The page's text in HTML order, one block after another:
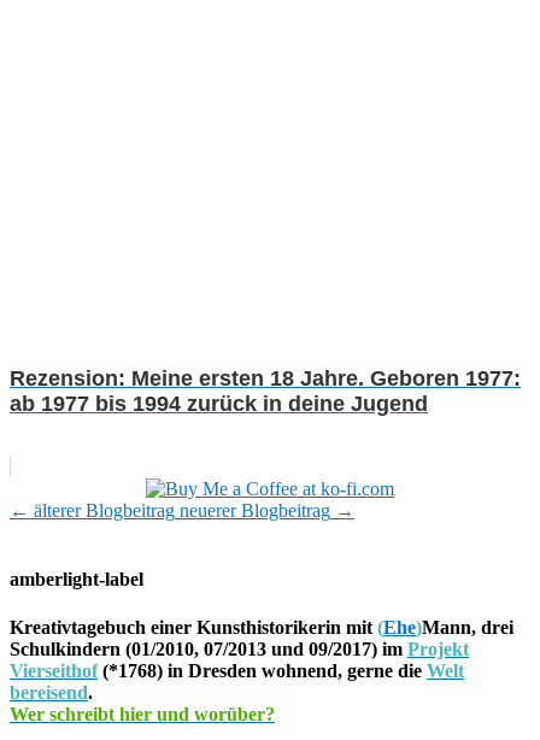
Rezension: Meine ersten 18 Jahre. Geboren 1977:
ab 1977 bis 1994 zurück in deine Jugend
← älterer Blogbeitrag neuerer Blogbeitrag →
amberlight-label
Kreativtagebuch einer Kunsthistorikerin mit (Ehe)Mann, drei
Schulkindern (01/2010, 07/2013 und 09/2017) im Projekt
Vierseithof(*1768) in Dresden wohnend, gerne die Welt
bereisend.
Wer schreibt hier und worüber?